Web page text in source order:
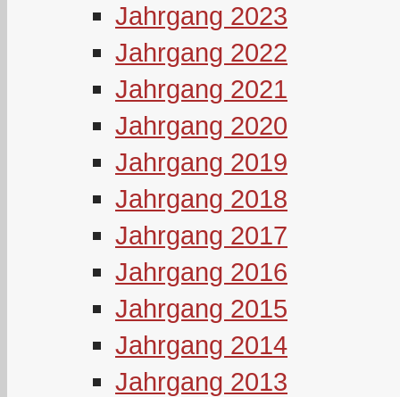
Jahrgang 2023
Jahrgang 2022
Jahrgang 2021
Jahrgang 2020
Jahrgang 2019
Jahrgang 2018
Jahrgang 2017
Jahrgang 2016
Jahrgang 2015
Jahrgang 2014
Jahrgang 2013